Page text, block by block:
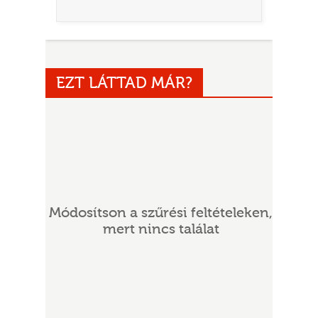
EZT LÁTTAD MÁR?
Módosítson a szűrési feltételeken,
mert nincs találat